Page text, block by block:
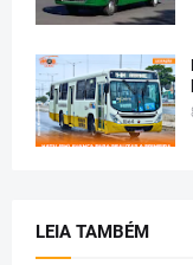
LEIA TAMBÉM